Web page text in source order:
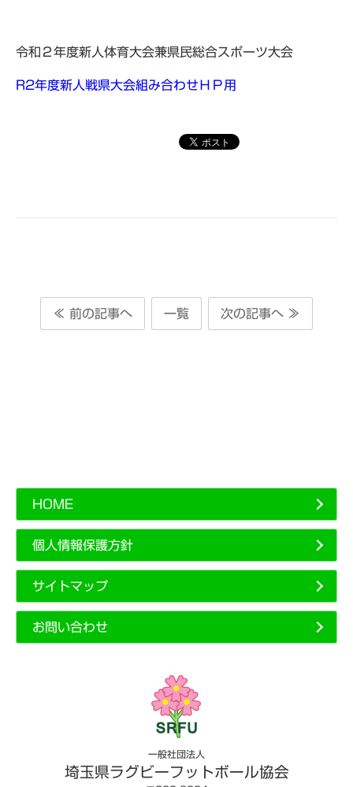
令和２年度新人体育大会兼県民総合スポーツ大会
R2年度新人戦県大会組み合わせＨＰ用
≪ 前の記事へ 一覧 次の記事へ ≫
HOME
個人情報保護方針
サイトマップ
お問い合わせ
一般社団法人
埼玉県ラグビーフットボール協会